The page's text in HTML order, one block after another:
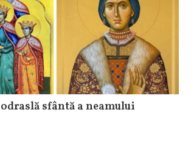
sfântă a neamului